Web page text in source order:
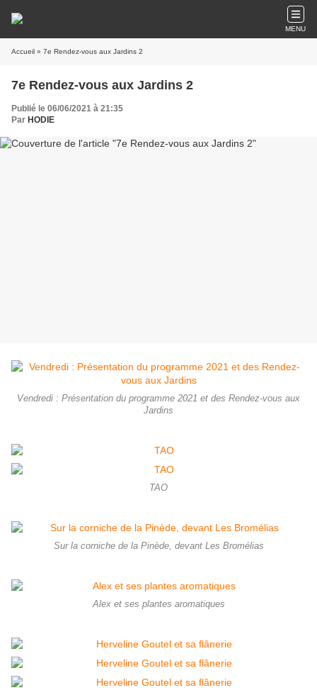
MENU
Accueil » 7e Rendez-vous aux Jardins 2
7e Rendez-vous aux Jardins 2
Publié le 06/06/2021 à 21:35
Par HODIE
Vendredi : Présentation du programme 2021 et des Rendez-vous aux
Jardins
TAO
Sur la corniche de la Pinède, devant Les Bromélias
Alex et ses plantes aromatiques